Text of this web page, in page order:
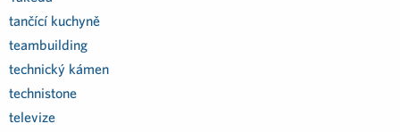
tančící kuchyně
teambuilding
technický kámen
technistone
televize